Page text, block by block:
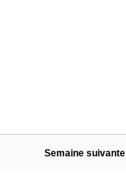
Semaine suivante